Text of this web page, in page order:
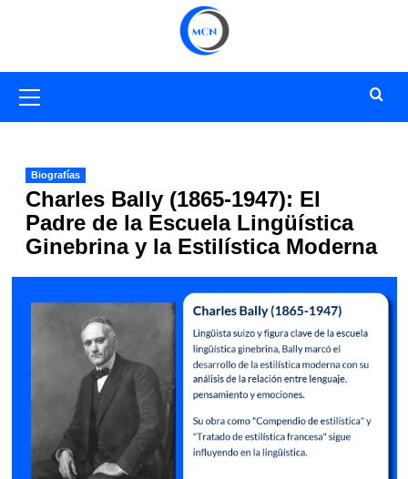
primario
Biografías
Charles Bally (1865-1947): El
Padre de la Escuela Lingüística
Ginebrina y la Estilística Moderna